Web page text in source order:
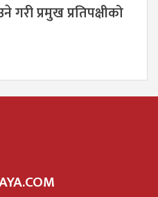
गरी प्रमुख प्रतिपक्षीको